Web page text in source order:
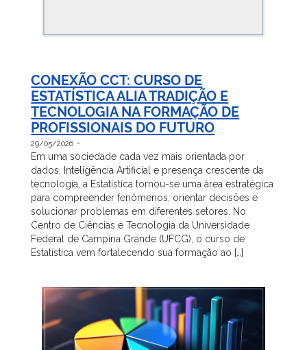
CONEXÃO CCT: CURSO DE
ESTATÍSTICA ALIA TRADIÇÃO E
TECNOLOGIA NA FORMAÇÃO DE
PROFISSIONAIS DO FUTURO
29/05/2026 -
Em uma sociedade cada vez mais orientada por
dados, Inteligência Artificial e presença crescente da
tecnologia, a Estatística tornou-se uma área estratégica
para compreender fenômenos, orientar decisões e
solucionar problemas em diferentes setores. No
Centro de Ciências e Tecnologia da Universidade
Federal de Campina Grande (UFCG), o curso de
Estatística vem fortalecendo sua formação ao […]